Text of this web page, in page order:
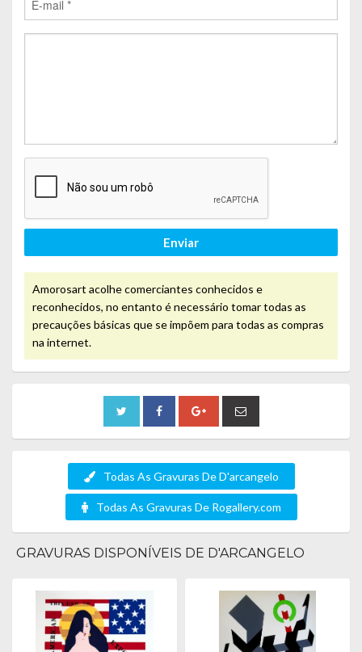
Enviar
Amorosart acolhe comerciantes conhecidos e
reconhecidos, no entanto é necessário tomar todas as
precauções básicas que se impõem para todas as compras
na internet.
Todas As Gravuras De D'arcangelo
Todas As Gravuras De Rogallery.com
GRAVURAS DISPONÍVEIS DE D'ARCANGELO